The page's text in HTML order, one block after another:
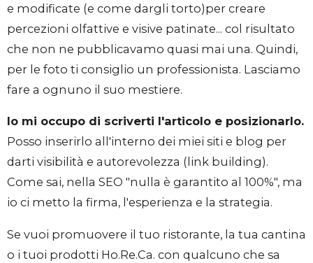
e modificate (e come dargli torto)per creare
percezioni olfattive e visive patinate... col risultato
che non ne pubblicavamo quasi mai una. Quindi,
per le foto ti consiglio un professionista. Lasciamo
fare a ognuno il suo mestiere.
Io mi occupo di scriverti l'articolo e posizionarlo.
Posso inserirlo all'interno dei miei siti e blog per
darti visibilità e autorevolezza (link building).
Come sai, nella SEO "nulla è garantito al 100%", ma
io ci metto la firma, l'esperienza e la strategia.
Se vuoi promuovere il tuo ristorante, la tua cantina
o i tuoi prodotti Ho.Re.Ca. con qualcuno che sa